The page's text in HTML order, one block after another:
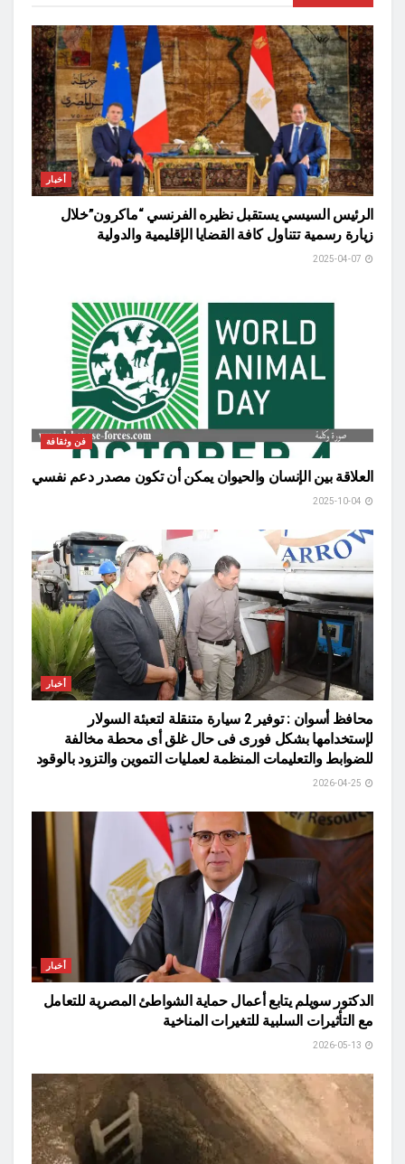
أخبار
الرئيس السيسي يستقبل نظيره الفرنسي “ماكرون”خلال
زيارة رسمية تتناول كافة القضايا الإقليمية والدولية
فن وثقافة
العلاقة بين الإنسان والحيوان يمكن أن تكون مصدر دعم نفسي
أخبار
محافظ أسوان : توفير 2 سيارة متنقلة لتعبئة السولار
لإستخدامها بشكل فورى فى حال غلق أى محطة مخالفة
للضوابط والتعليمات المنظمة لعمليات التموين والتزود بالوقود
أخبار
الدكتور سويلم يتابع أعمال حماية الشواطئ المصرية للتعامل
مع التأثيرات السلبية للتغيرات المناخية